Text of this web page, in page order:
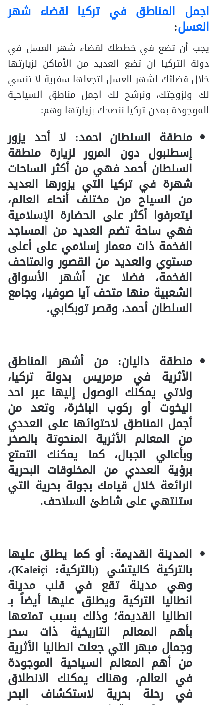
اجمل المناطق في تركيا لقضاء شهر
العسل:
يجب أن تضع في خططك لقضاء شهر العسل في
دولة التركيا ان تضع العديد من الأماكن لزيارتها
خلال قضائك لشهر العسل لتجعلها سفرية لا تنسي
لك ولزوجتك، ونرشح لك اجمل مناطق السياحية
الموجودة بمدن تركيا ننصحك بزيارتها وهم:
منطقة السلطان احمد: لا أحد يزور
إسطنبول دون المرور لزيارة منطقة
السلطان أحمد فهي من أكثر الساحات
شهرة في تركيا التي يزورها العديد
من السياح من مختلف أنحاء العالم،
ليتعرفوا أكثر على الحضارة الإسلامية
فهي ساحة تضم العديد من المساجد
الفخمة ذات معمار إسلامي على أعلى
مستوي والعديد من القصور والمتاحف
الفخمة، فضلا عن أشهر الأسواق
الشعبية منها متحف آيا صوفيا، وجامع
السلطان أحمد، وقصر توبكابي.
منطقة داليان: من أشهر المناطق
الأثرية في مرمريس بدولة تركيا،
ولاتي يمكنك الوصول إليها عبر احد
اليخوت أو ركوب الباخرة، وتعد من
أجمل المناطق لاحتوائها على العددي
من المعالم الأثرية المنحوتة بالصخر
وبأعالي الجبال، كما يمكنك التمتع
برؤية العددي من المخلوقات البحرية
الرائعة خلال قيامك بجولة بحرية التي
ستنتهي على شاطئ السلاحف.
المدينة القديمة: أو كما يطلق عليها
بالتركية كاليتشي (بالتركية: Kaleiçi)،
وهي مدينة تقع في قلب مدينة
انطاليا التركية ويطلق عليها أيضاً بـ
انطاليا القديمة؛ وذلك بسبب تمتعها
بأهم المعالم التاريخية ذات سحر
وجمال مبهر التي جعلت انطاليا الأثرية
من أهم المعالم السياحية الموجودة
في العالم، وهناك يمكنك الانطلاق
في رحلة بحرية لاستكشاف البحر